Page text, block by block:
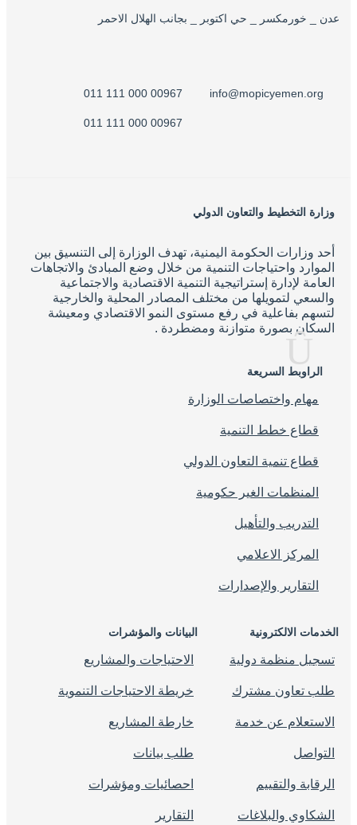
عدن _ خورمكسر _ حي اكتوبر _ بجانب الهلال الاحمر
info@mopicyemen.org
00967 000 111 011
00967 000 111 011
وزارة التخطيط والتعاون الدولي
أحد وزارات الحكومة اليمنية، تهدف الوزارة إلى التنسيق بين
الموارد واحتياجات التنمية من خلال وضع المبادئ والاتجاهات
العامة لإدارة إستراتيجية التنمية الاقتصادية والاجتماعية
والسعي لتمويلها من مختلف المصادر المحلية والخارجية
لتسهم بفاعلية في رفع مستوى النمو الاقتصادي ومعيشة
السكان بصورة متوازنة ومضطردة .
الراوبط السريعة
مهام واختصاصات الوزارة
قطاع خطط التنمية
قطاع تنمية التعاون الدولي
المنظمات الغير حكومية
التدريب والتأهيل
المركز الاعلامي
التقارير والإصدارات
الخدمات الالكترونية
تسجيل منظمة دولية
طلب تعاون مشترك
الاستعلام عن خدمة
التواصل
الرقابة والتقييم
الشكاوي والبلاغات
البيانات والمؤشرات
الاحتياجات والمشاريع
خريطة الاحتياجات التنموية
خارطة المشاريع
طلب بيانات
احصائيات ومؤشرات
التقارير